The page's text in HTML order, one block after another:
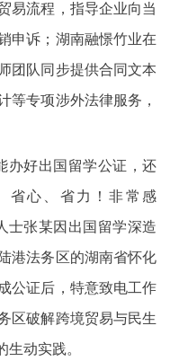
易流程，指导企业向当
申诉；湖南融憬竹业在
团队同步提供合同文本
等专项涉外法律服务，
办好出国留学公证，还
省心、省力！非常感
士张某因出国留学深造
港法务区的湖南省怀化
公证后，特意致电工作
区破解跨境贸易与民生
生动实践。